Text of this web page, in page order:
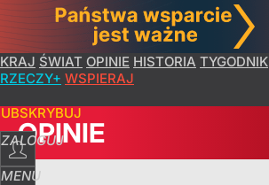
KRAJ ŚWIAT OPINIE HISTORIA TYGODNIK
RZECZY+ WSPIERAJ
ZALOGUJ
MENU
OPINIE